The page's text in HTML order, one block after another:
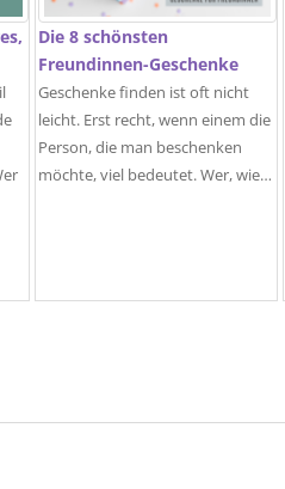
Die 8 schönsten
Freundinnen-Geschenke
Geschenke finden ist oft nicht
leicht. Erst recht, wenn einem die
Person, die man beschenken
möchte, viel bedeutet. Wer, wie…